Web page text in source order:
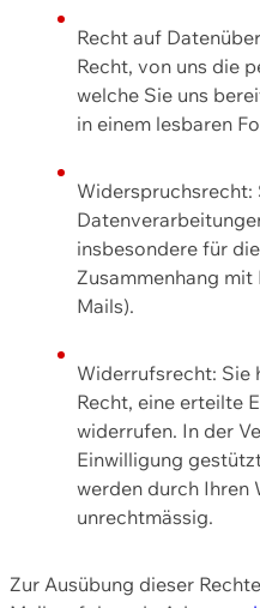
Recht auf
Recht, von uns die
welche Sie uns
in einem lesbaren
Widerspruchsrecht:
insbesondere für
Zusammenhang
Mails).
Widerrufsrecht: Sie
Recht, eine erteilte
widerrufen. In der
Einwilligung
werden durch Ihren
unrechtmässig.
Zur Ausübung dieser